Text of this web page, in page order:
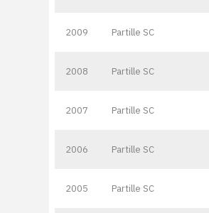
2009 Partille SC
2008 Partille SC
2007 Partille SC
2006 Partille SC
2005 Partille SC